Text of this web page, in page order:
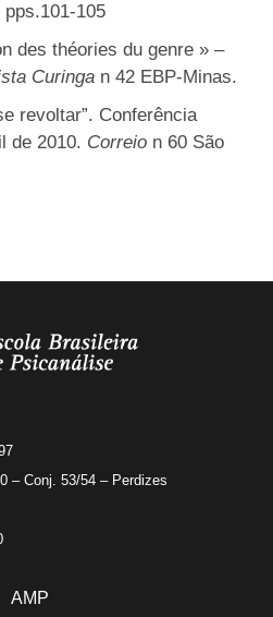
pps.101-105
des théories du genre » –
Curinga n 42 EBP-Minas.
revoltar”. Conferência
de 2010. Correio n 60 São
– Conj. 53/54 – Perdizes
AMP